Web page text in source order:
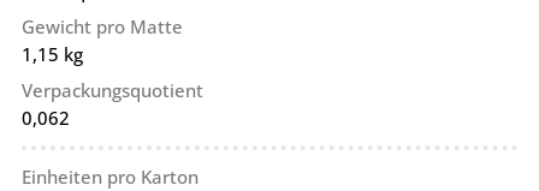
Gewicht pro Matte
1,15 kg
Verpackungsquotient
0,062
Einheiten pro Karton